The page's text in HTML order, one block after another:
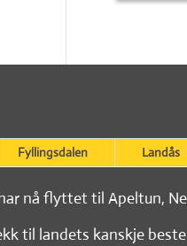
Fyllingsdalen Landås
nå flyttet til Apeltun,
til landets kanskje